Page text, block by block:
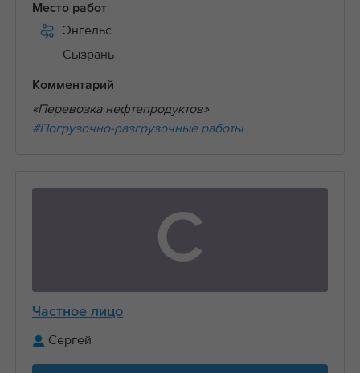
Место работ
Энгельс
Сызрань
Комментарий
«Перевозка нефтепродуктов»
#Погрузочно-разгрузочные работы
С
Частное лицо
Сергей